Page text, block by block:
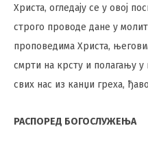
Христа, огледају се у овој
строго проводе дане у
проповедима Христа,
смрти на крсту и полагању
свих нас из канџи греха,
РАСПОРЕД БОГОСЛУЖЕЊА